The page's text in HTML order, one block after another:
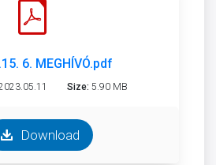
6. MEGHÍVÓ.pdf
Size: 5.90 MB
Download